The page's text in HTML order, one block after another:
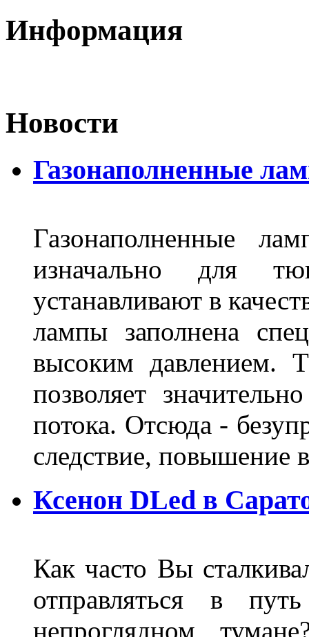
Информация
Новости
Газонаполненные
Газонаполненные
изначально для
устанавливают в
лампы заполнена
высоким давлением.
позволяет
потока. Отсюда -
следствие,
Ксенон DLed в
Как часто Вы
отправляться в
непроглядном